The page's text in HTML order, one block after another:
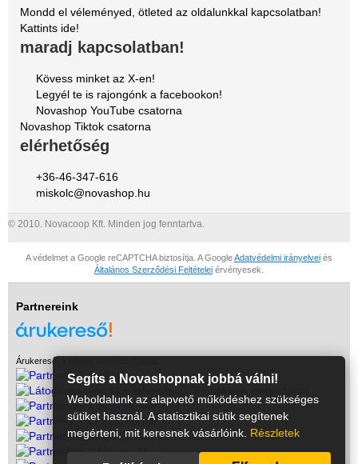
Mondd el véleményed, ötleted az oldalunkkal kapcsolatban!
Kattints ide!
maradj kapcsolatban!
Kövess minket az X-en!
Legyél te is rajongónk a facebookon!
Novashop YouTube csatorna
Novashop Tiktok csatorna
elérhetőség
+36-46-347-616
miskolc@novashop.hu
© 2010. Novacoop Kft. Minden jog fenntartva.
A védelmet a Google reCAPTCHA biztosítja. A GoogleAdatvédelmi irányelvei és
Általános Szerződési Feltételei érvényesek.
Partnereink
Árukereső, a hiteles vásárlási kalauz
Segíts a Novashopnak jobbá válni!
Weboldalunk az alapvető működéshez szükséges
sütiket használ. A statisztikai sütik segítenek
megérteni, mit keresnek vásárlóink. Részletek